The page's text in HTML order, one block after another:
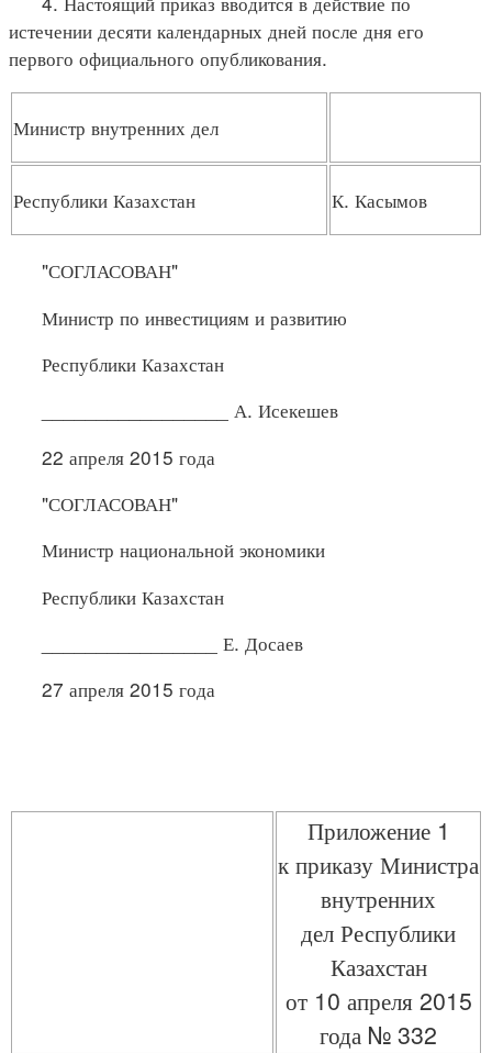
истечении десяти календарных дней после дня его
первого официального опубликования.
Министр внутренних дел
Республики Казахстан К. Касымов
"СОГЛАСОВАН"
Министр по инвестициям и развитию
Республики Казахстан
_________________ А. Исекешев
22 апреля 2015 года
"СОГЛАСОВАН"
Министр национальной экономики
Республики Казахстан
________________ Е. Досаев
27 апреля 2015 года
Приложение 1
к приказу Министра
внутренних
дел Республики
Казахстан
от 10 апреля 2015
года № 332